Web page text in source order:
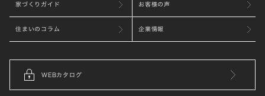
家づくりガイド お客様の声
住まいのコラム 企業情報
WEBカタログ